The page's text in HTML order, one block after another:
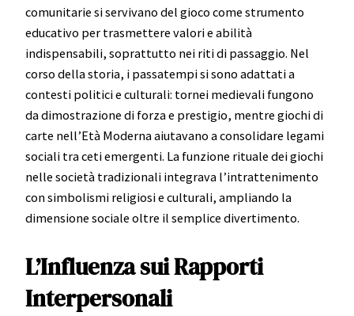
comunitarie si servivano del gioco come strumento
educativo per trasmettere valori e abilità
indispensabili, soprattutto nei riti di passaggio. Nel
corso della storia, i passatempi si sono adattati a
contesti politici e culturali: tornei medievali fungono
da dimostrazione di forza e prestigio, mentre giochi di
carte nell’Età Moderna aiutavano a consolidare legami
sociali tra ceti emergenti. La funzione rituale dei giochi
nelle società tradizionali integrava l’intrattenimento
con simbolismi religiosi e culturali, ampliando la
dimensione sociale oltre il semplice divertimento.
L’Influenza sui Rapporti
Interpersonali